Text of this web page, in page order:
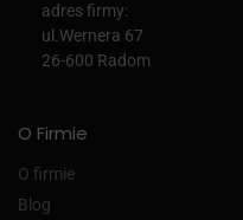
adres firmy:
ul.Wernera 67
26-600 Radom
O Firmie
O firmie
Blog